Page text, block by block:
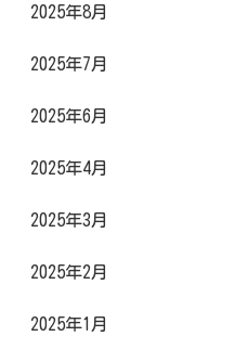
2025年8月
2025年7月
2025年6月
2025年4月
2025年3月
2025年2月
2025年1月